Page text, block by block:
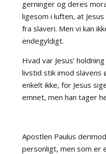
gerninger og deres
ligesom i luften, at
fra slaveri. Men vi kan
endegyldigt.
Hvad var Jesus’
livstid stik imod slavens
enkelt ikke, for Jesus
emnet, men han tager
Apostlen Paulus
personligt, men som er